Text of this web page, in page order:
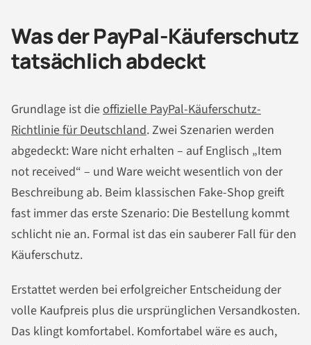
Was der PayPal-Käuferschutz
tatsächlich abdeckt
Grundlage ist dieoffizielle PayPal-Käuferschutz-
Richtlinie für Deutschland. Zwei Szenarien werden
abgedeckt: Ware nicht erhalten – auf Englisch „Item
not received“ – und Ware weicht wesentlich von der
Beschreibung ab. Beim klassischen Fake-Shop greift
fast immer das erste Szenario: Die Bestellung kommt
schlicht nie an. Formal ist das ein sauberer Fall für den
Käuferschutz.
Erstattet werden bei erfolgreicher Entscheidung der
volle Kaufpreis plus die ursprünglichen Versandkosten.
Das klingt komfortabel. Komfortabel wäre es auch,